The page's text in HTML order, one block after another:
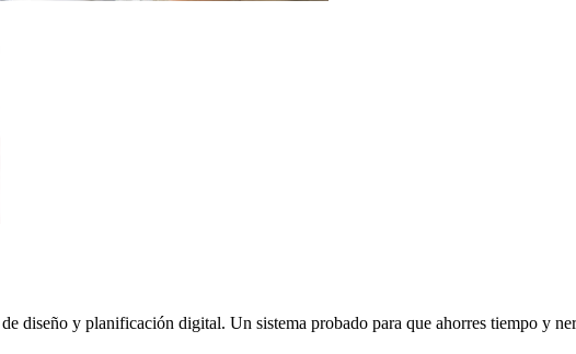
diseño y planificación digital. Un sistema probado para que ahorres tiempo y